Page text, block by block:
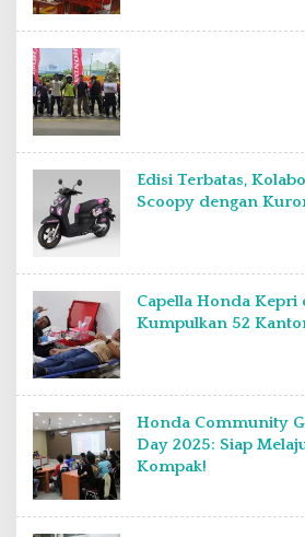
Edisi Terbatas,
Scoopy dengan
Capella Honda Kepri
Kumpulkan 52
Honda Community
Day 2025: Siap
Kompak!